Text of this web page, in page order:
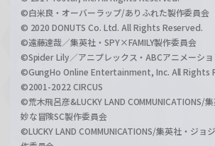
©白米良・オーバーラップ/ありふれた製作委員会
© 2020 DONUTS Co. Ltd. All Rights Reserved.
©遠藤達哉／集英社・SPY×FAMILY製作委員会
©Spider Lily／アニプレックス・ABCアニメーショ
©GungHo Online Entertainment, Inc. All Rights
©2001-2022 CIRCUS
©荒木飛呂彦&LUCKY LAND COMMUNICATIONS/
妙な冒険SC製作委員会
©LUCKY LAND COMMUNICATIONS/集英社・ジョ